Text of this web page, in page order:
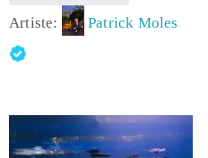
Artiste: Patrick Moles